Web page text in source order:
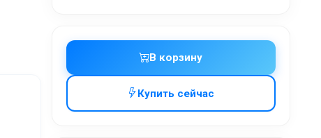
В корзину
Купить сейчас